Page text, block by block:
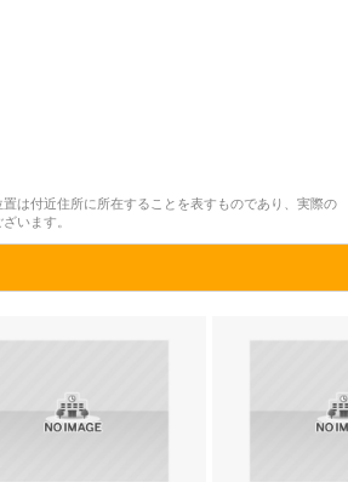
は付近住所に所在することを表すものであり、実際の
います。